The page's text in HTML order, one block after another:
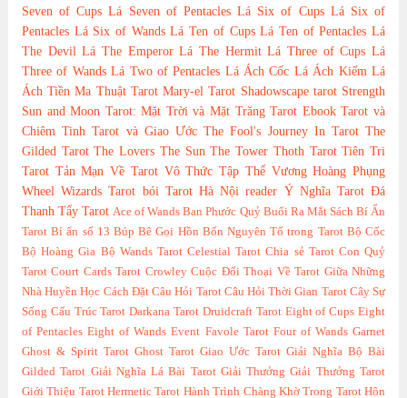
Seven of Cups Lá Seven of Pentacles Lá Six of Cups Lá Six of
Pentacles Lá Six of Wands Lá Ten of Cups Lá Ten of Pentacles Lá
The Devil Lá The Emperor Lá The Hermit Lá Three of Cups Lá
Three of Wands Lá Two of Pentacles Lá Ách Cốc Lá Ách Kiếm Lá
Ách Tiền Ma Thuật Tarot Mary-el Tarot Shadowscape tarot Strength
Sun and Moon Tarot: Mặt Trời và Mặt Trăng Tarot Ebook Tarot và
Chiêm Tinh Tarot và Giao Ước The Fool's Journey In Tarot The
Gilded Tarot The Lovers The Sun The Tower Thoth Tarot Tiên Tri
Tarot Tản Mạn Về Tarot Vô Thức Tập Thể Vương Hoàng Phụng
Wheel Wizards Tarot bói Tarot Hà Nội reader Ý Nghĩa Tarot Đá
Thanh Tẩy Tarot Ace of Wands Ban Phước Quỷ Buổi Ra Mắt Sách Bí Ẩn
Tarot Bí ẩn số 13 Búp Bê Gọi Hồn Bốn Nguyên Tố trong Tarot Bộ Cốc
Bộ Hoàng Gia Bộ Wands Tarot Celestial Tarot Chia sẻ Tarot Con Quỷ
Tarot Court Cards Tarot Crowley Cuộc Đối Thoại Về Tarot Giữa Những
Nhà Huyền Học Cách Đặt Câu Hỏi Tarot Câu Hỏi Thời Gian Tarot Cây Sự
Sống Cấu Trúc Tarot Darkana Tarot Druidcraft Tarot Eight of Cups Eight
of Pentacles Eight of Wands Event Favole Tarot Four of Wands Garnet
Ghost & Spirit Tarot Ghost Tarot Giao Ước Tarot Giải Nghĩa Bộ Bài
Gilded Tarot Giải Nghĩa Lá Bài Tarot Giải Thưởng Giải Thưởng Tarot
Giới Thiệu Tarot Hermetic Tarot Hành Trình Chàng Khờ Trong Tarot Hôn